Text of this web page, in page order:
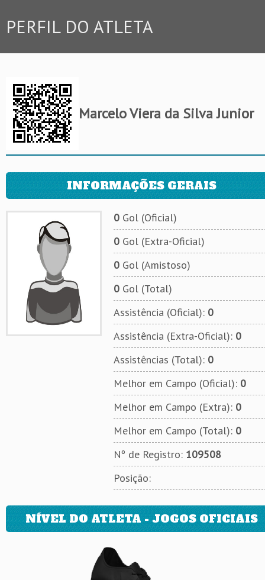
PERFIL DO ATLETA
Marcelo Viera da Silva Junior
INFORMAÇÕES GERAIS
0Gol (Oficial)
0Gol (Extra-Oficial)
0Gol (Amistoso)
0Gol (Total)
Assistência (Oficial): 0
Assistência (Extra-Oficial): 0
Assistências (Total): 0
Melhor em Campo (Oficial): 0
Melhor em Campo (Extra): 0
Melhor em Campo (Total): 0
Nº de Registro: 109508
Posição:
NÍVEL DO ATLETA - JOGOS OFICIAIS